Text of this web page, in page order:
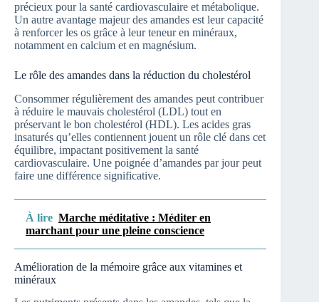
précieux pour la santé cardiovasculaire et métabolique.
Un autre avantage majeur des amandes est leur capacité
à renforcer les os grâce à leur teneur en minéraux,
notamment en calcium et en magnésium.
Le rôle des amandes dans la réduction du cholestérol
Consommer régulièrement des amandes peut contribuer
à réduire le mauvais cholestérol (LDL) tout en
préservant le bon cholestérol (HDL). Les acides gras
insaturés qu’elles contiennent jouent un rôle clé dans cet
équilibre, impactant positivement la santé
cardiovasculaire. Une poignée d’amandes par jour peut
faire une différence significative.
À lire Marche méditative : Méditer en
marchant pour une pleine conscience
Amélioration de la mémoire grâce aux vitamines et
minéraux